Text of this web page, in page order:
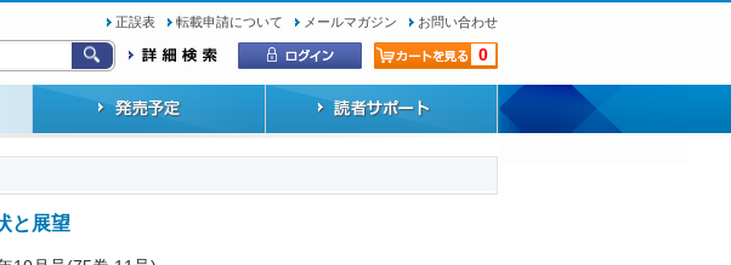
正誤表 転載申請について メールマガジン お問い合わせ
0
と展望